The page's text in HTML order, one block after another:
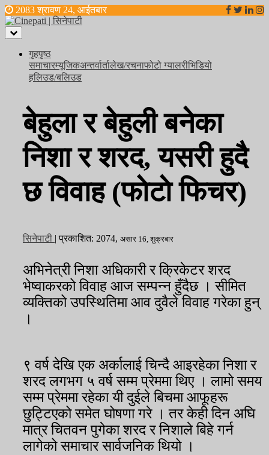
2083 श्रावण 24, आईतबार
Toggle
navigation
गृहपृष्ठ
समाचारम्यूजिकअन्तर्वार्तालेख/रचनाफोटो ग्यालरीभिडियो
हलिउड/बलिउड
बेहुला र बेहुली बनेका
निशा र शरद, यसरी हुदै
छ विवाह (फाेटाे फिचर)
सिनेपाटी |प्रकाशित: 2074, असार 16, शुक्रबार
अभिनेत्री निशा अधिकारी र क्रिकेटर शरद
भेष्वाकरको विवाह आज सम्पन्न हुँदैछ । सीमित
व्यक्तिको उपस्थितिमा आव दुवैले विवाह गरेका हुन्
।
९ वर्ष देखि एक अर्कालाई चिन्दै आइरहेका निशा र
शरद लगभग ५ वर्ष सम्म प्रेममा थिए । लामो समय
सम्म प्रेममा रहेका यी दुईले बिचमा आफूहरू
छुट्टिएको समेत घोषणा गरे । तर केही दिन अघि
मात्र चितवन पुगेका शरद र निशाले बिहे गर्न
लागेको समाचार सार्वजनिक थियो ।